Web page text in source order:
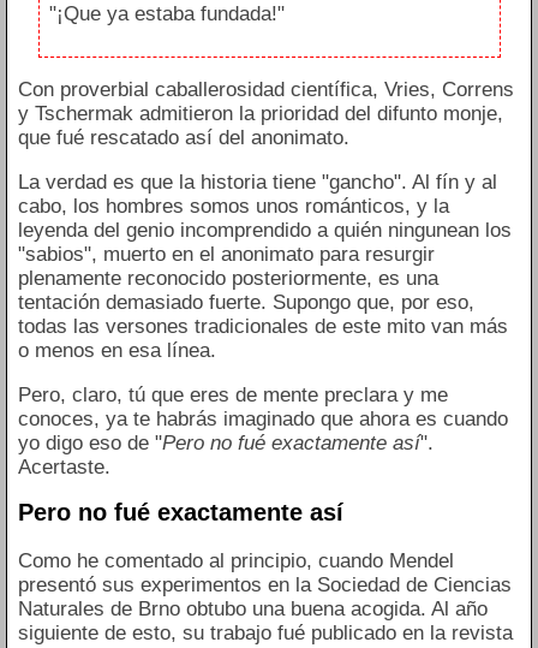
"¡Que ya estaba fundada!"
Con proverbial caballerosidad científica, Vries, Correns
y Tschermak admitieron la prioridad del difunto monje,
que fué rescatado así del anonimato.
La verdad es que la historia tiene "gancho". Al fín y al
cabo, los hombres somos unos románticos, y la
leyenda del genio incomprendido a quién ningunean los
"sabios", muerto en el anonimato para resurgir
plenamente reconocido posteriormente, es una
tentación demasiado fuerte. Supongo que, por eso,
todas las versones tradicionales de este mito van más
o menos en esa línea.
Pero, claro, tú que eres de mente preclara y me
conoces, ya te habrás imaginado que ahora es cuando
yo digo eso de "Pero no fué exactamente así".
Acertaste.
Pero no fué exactamente así
Como he comentado al principio, cuando Mendel
presentó sus experimentos en la Sociedad de Ciencias
Naturales de Brno obtubo una buena acogida. Al año
siguiente de esto, su trabajo fué publicado en la revista